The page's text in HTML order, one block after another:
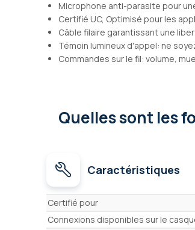
Microphone anti-parasite pour
Certifié UC, Optimisé pour les
Câble filaire garantissant une
Témoin lumineux d'appel: ne
Commandes sur le fil: volume,
Quelles sont les
Caractéristiques
Caractéristiques
Certifié pour
Connexions disponibles sur le